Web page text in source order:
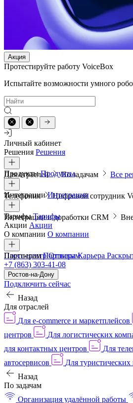
Акция
Протестируйте работу VoiceBox
Испытайте возможности умного
Личный кабинет
Решения Решения
Для отраслей По задачам Все
ПродуктыПродукты
Телефония Цифровой сотрудник
ИнтеграцииИнтеграции
Интеграции и доработки CRM
ТарифыТарифы
Акции Акции
О компании О компании
Пресс-центрОтзывыКарьера
ПартнерамПартнерам
+7 (863) 303-41-08
Ростов-на-Дону
Подключить сейчас
Назад
Для отраслей
Для e-commerce и маркетплейсов
центров
Для логистических
для контактных центров
Для
автосервисов
Для
Назад
По задачам
Организация удалённой работы